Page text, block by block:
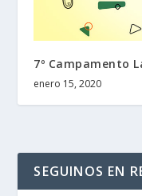
7º Campamento
enero 15, 2020
SEGUINOS EN